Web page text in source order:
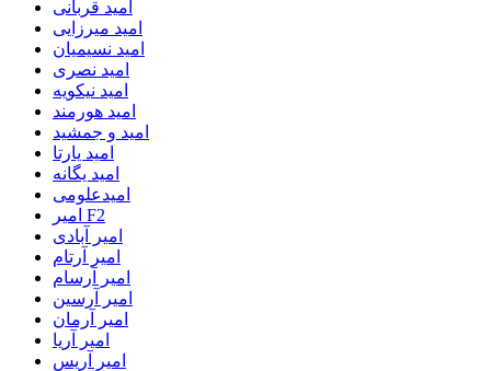
امید قربانی
امید میرزایی
امید نسیمیان
امید نصری
امید نیکویه
امید هورمند
امید و جمشید
امید یارتا
امید یگانه
امیدعلومی
امیر F2
امیر آبادی
امیر آرتام
امیر آرسام
امیر آرسین
امیر آرمان
امیر آریا
امیر آریس